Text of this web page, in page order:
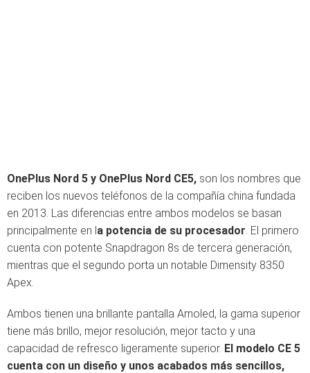
OnePlus Nord 5 y OnePlus Nord CE5, son los nombres que
reciben los nuevos teléfonos de la compañía china fundada
en 2013. Las diferencias entre ambos modelos se basan
principalmente en la potencia de su procesador. El primero
cuenta con potente Snapdragon 8s de tercera generación,
mientras que el segundo porta un notable Dimensity 8350
Apex.
Ambos tienen una brillante pantalla Amoled, la gama superior
tiene más brillo, mejor resolución, mejor tacto y una
capacidad de refresco ligeramente superior. El modelo CE 5
cuenta con un diseño y unos acabados más sencillos,